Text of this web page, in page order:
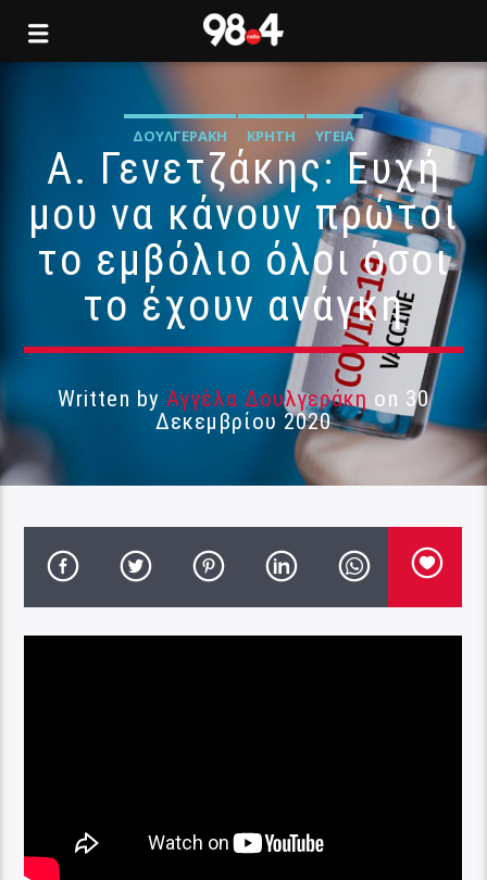
ΔΟΥΛΓΕΡΆΚΗ ΚΡΉΤΗ ΥΓΕΊΑ
Α. Γενετζάκης: Ευχή
μου να κάνουν πρώτοι
το εμβόλιο όλοι όσοι
το έχουν ανάγκη
Written by Αγγέλα Δουλγεράκη on 30
Δεκεμβρίου 2020